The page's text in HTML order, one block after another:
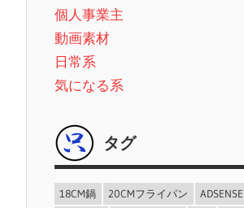
個人事業主
動画素材
日常系
気になる系
タグ
18CM鍋 20CMフライパン ADSENSE